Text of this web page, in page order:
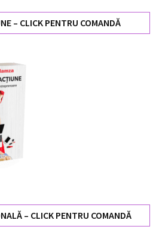
– CLICK PENTRU COMANDĂ
– CLICK PENTRU COMANDĂ